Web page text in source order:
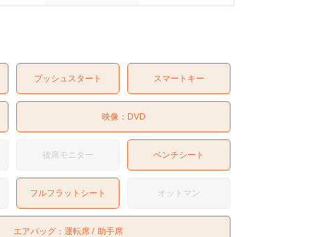
プッシュスタート スマートキー
映像： DVD
後席モニター ベンチシート
フルフラットシート オットマン
エアバッグ： 運転席 助手席